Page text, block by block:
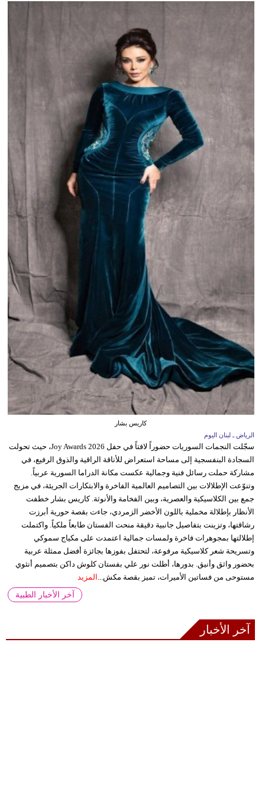
كاريس بشار
الرياض ـ لبنان اليوم
سجّلت النجمات السوريات حضوراً لافتاً في حفل Joy Awards 2026، حيث تحولت
السجادة البنفسجية إلى مساحة استعراض للأناقة الراقية والذوق الرفيع، في
مشاركة حملت رسائل فنية وجمالية عكست مكانة الدراما السورية عربياً.
وتنوّعت الإطلالات بين التصاميم العالمية الفاخرة والابتكارات الجريئة، في مزيج
جمع بين الكلاسيكية والعصرية، وبين الفخامة والأنوثة. كاريس بشار خطفت
الأنظار بإطلالة مخملية باللون الأخضر الزمردي، جاءت بقصة حورية أبرزت
رشاقتها، وتزينت بتفاصيل جانبية دقيقة منحت الفستان طابعاً ملكياً. واكتملت
إطلالتها بمجوهرات فاخرة ولمسات جمالية اعتمدت على مكياج سموكي
وتسريحة شعر كلاسيكية مرفوعة، لتحتفل بفوزها بجائزة أفضل ممثلة عربية
بحضور واثق وأنيق. بدورها، أطلت نور علي بفستان كلوش داكن بتصميم أنثوي
مستوحى من فساتين الأميرات، تميز بقصة مكش...
المزيد
آخر الأخبار الطبية
آخر الأخبار